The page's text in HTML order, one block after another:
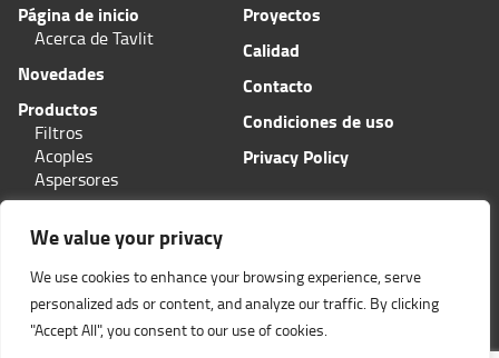
We value your privacy
We use cookies to enhance your browsing experience, serve
personalized ads or content, and analyze our traffic. By clicking
"Accept All", you consent to our use of cookies.
11 Hashita calle
Zona Industrial Bar-Lev
Misgav, Israel 2015600
Teléfono: (+972)4-6445585
Página de inicio
Acerca de Tavlit
Novedades
Productos
Filtros
Acoples
Aspersores
Proyectos
Calidad
Contacto
Condiciones de uso
Privacy Policy